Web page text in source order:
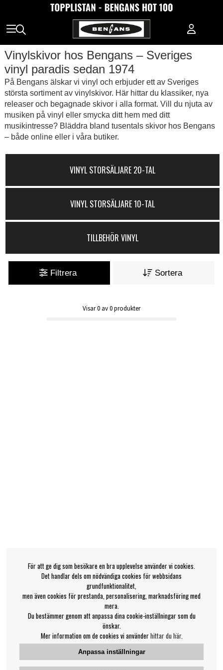
Vinylskivor hos Bengans – Sveriges
vinyl paradis sedan 1974
På Bengans älskar vi vinyl och erbjuder ett av Sveriges
största sortiment av vinylskivor. Här hittar du klassiker, nya
releaser och begagnade skivor i alla format. Vill du njuta av
musiken på vinyl eller smycka ditt hem med ditt
musikintresse? Bläddra bland tusentals skivor hos Bengans
– både online eller i våra butiker.
VINYL STORSÄLJARE 20-TAL
VINYL STORSÄLJARE 10-TAL
TILLBEHÖR VINYL
Filtrera Sortera
Visar0 av0produkter
För att ge dig som besökare en bra upplevelse använder vi cookies.
Det handlar dels om nödvändiga cookies för webbsidans
grundfunktionalitet,
men även cookies för prestanda, personalisering, marknadsföring med
mera.
Du bestämmer genom att anpassa dina cookie-inställningar som du
önskar.
Mer information om de cookies vi använderhittar du här.
Anpassa inställningar